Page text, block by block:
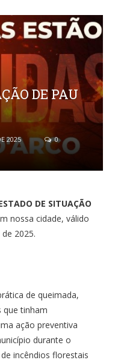
DE PAU
2025
0
DE SITUAÇÃO
nossa cidade, válido
2025.
de queimada,
que tinham
ação preventiva
durante o
incêndios florestais